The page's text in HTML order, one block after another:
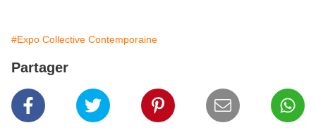
#Expo Collective Contemporaine
Partager